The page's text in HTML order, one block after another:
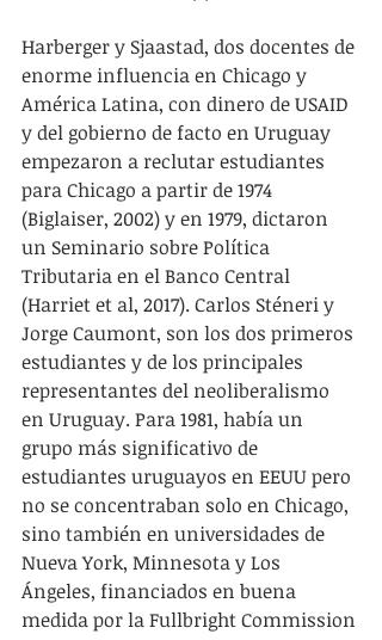
Harberger y Sjaastad, dos docentes de
enorme influencia en Chicago y
América Latina, con dinero de USAID
y del gobierno de facto en Uruguay
empezaron a reclutar estudiantes
para Chicago a partir de 1974
(Biglaiser, 2002) y en 1979, dictaron
un Seminario sobre Política
Tributaria en el Banco Central
(Harriet et al, 2017). Carlos Sténeri y
Jorge Caumont, son los dos primeros
estudiantes y de los principales
representantes del neoliberalismo
en Uruguay. Para 1981, había un
grupo más significativo de
estudiantes uruguayos en EEUU pero
no se concentraban solo en Chicago,
sino también en universidades de
Nueva York, Minnesota y Los
Ángeles, financiados en buena
medida por la Fullbright Commission